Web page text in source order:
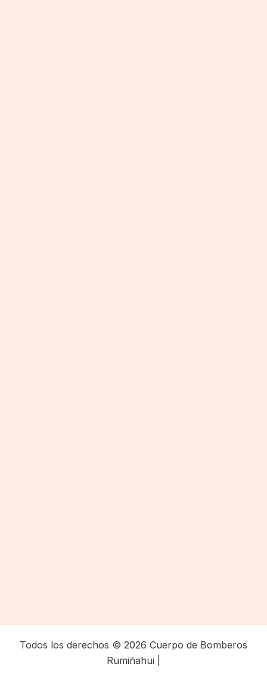
Todos los derechos © 2026 Cuerpo de Bomberos
Rumiñahui |